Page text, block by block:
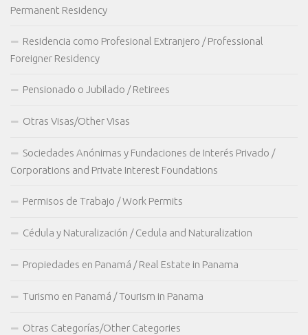
Permanent Residency
Residencia como Profesional Extranjero / Professional
Foreigner Residency
Pensionado o Jubilado / Retirees
Otras Visas/Other Visas
Sociedades Anónimas y Fundaciones de Interés Privado /
Corporations and Private Interest Foundations
Permisos de Trabajo / Work Permits
Cédula y Naturalización / Cedula and Naturalization
Propiedades en Panamá / Real Estate in Panama
Turismo en Panamá / Tourism in Panama
Otras Categorías/Other Categories